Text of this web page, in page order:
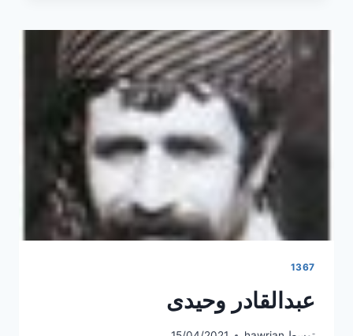
1367
عبدالقادر وحیدی